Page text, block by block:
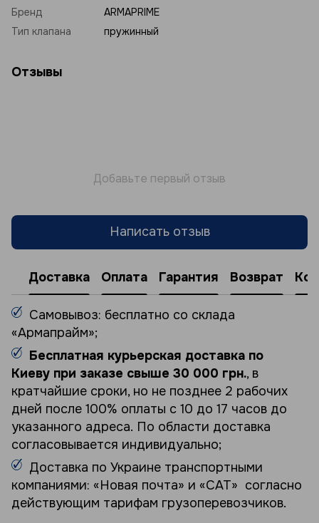
Бренд
ARMAPRIME
Тип клапана
пружинный
Отзывы
Добавьте первый отзыв
Написать отзыв
Доставка Оплата Гарантия Возврат
Самовывоз: бесплатно со склада
«Армапрайм»;
Бесплатная курьерская доставка по
Киеву при заказе свыше 30 000 грн., в
кратчайшие сроки, но не позднее 2 рабочих
дней после 100% оплаты с 10 до 17 часов до
указанного адреса. По области доставка
согласовывается индивидуально;
Доставка по Украине транспортными
компаниями: «Новая почта» и «САТ» согласно
действующим тарифам грузоперевозчиков.